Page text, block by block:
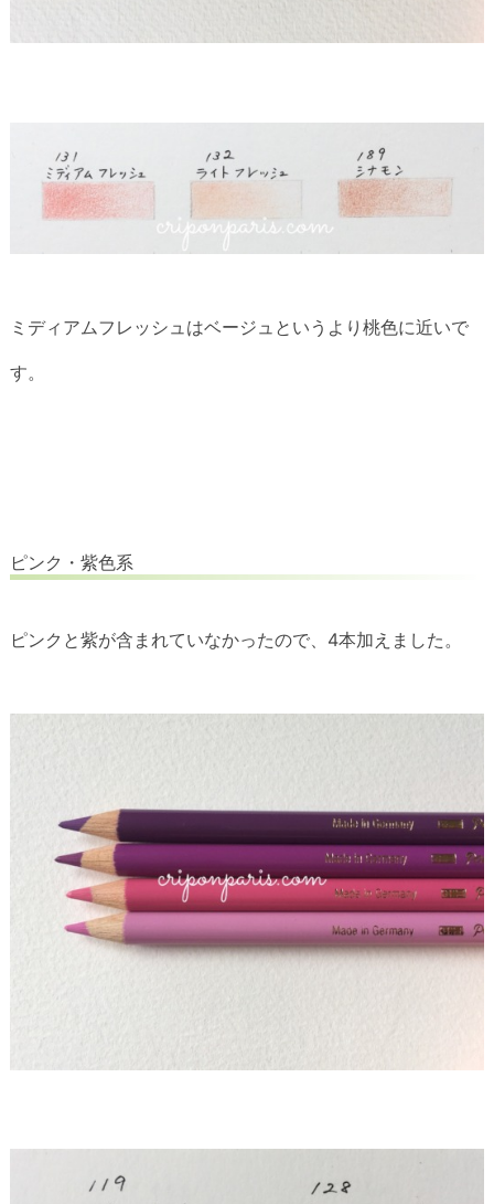
ミディアムフレッシュはベージュというより桃色に近いで
す。
ピンク・紫色系
ピンクと紫が含まれていなかったので、4本加えました。